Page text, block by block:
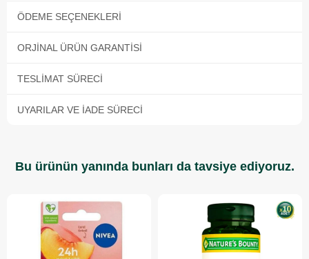
ÖDEME SEÇENEKLERI
ORJINAL ÜRÜN GARANTISI
TESLIMAT SÜRECI
UYARILAR VE İADE SÜRECI
Bu ürünün yanında bunları da tavsiye ediyoruz.